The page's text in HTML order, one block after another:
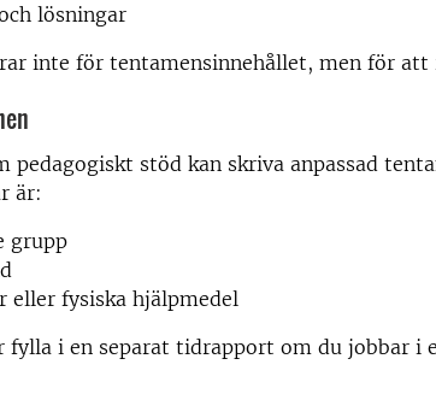
lösningar
inte för tentamensinnehållet, men för
pedagogiskt stöd kan skriva anpassad
är:
grupp
eller fysiska hjälpmedel
fylla i en separat tidrapport om du jobbar i